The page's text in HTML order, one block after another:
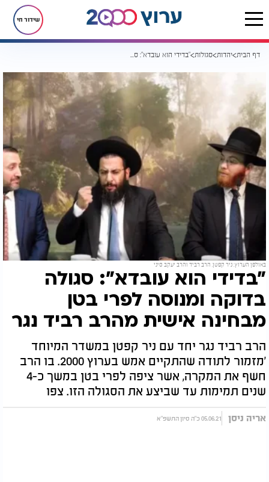
שידור חי
דף הבית יהדות סגולות "בדידי הוא עובדא": סגולה בדוקה ומנוסה לפרי בטן מבחינה אישית מהרב רביד נגר
באולפן הערוץ: ניר קפטן, הרב רביד והרב יעקב סיני
"בדידי הוא עובדא": סגולה
בדוקה ומנוסה לפרי בטן
מבחינה אישית מהרב רביד נגר
הרב רביד נגר יחד עם ניר קפטן במשדר המיוחד
'מזמור לתודה שהתקיים אמש בערוץ 2000. בו הרב
חשף את המקרה, אשר ציפה לפרי בטן במשך כ-4
שנים תמימות עד שביצע את הסגולה הזו. צפו
אריה ניסן 05.06.21 כ"ה סיון התשפ"א